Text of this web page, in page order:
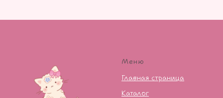
Меню
Главная страница
Каталог